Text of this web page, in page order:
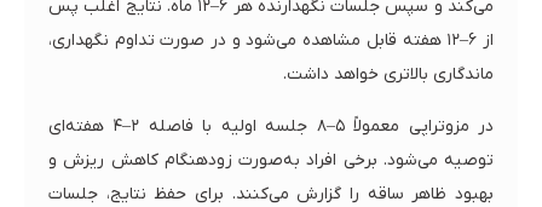
می‌کند و سپس جلسات نگهدارنده هر ۶–۱۲ ماه. نتایج اغلب پس
از ۶–۱۲ هفته قابل مشاهده می‌شود و در صورت تداوم نگهداری،
ماندگاری بالاتری خواهد داشت.
در مزوتراپی معمولاً ۵–۸ جلسه اولیه با فاصله ۲–۴ هفته‌ای
توصیه می‌شود. برخی افراد به‌صورت زودهنگام کاهش ریزش و
بهبود ظاهر ساقه را گزارش می‌کنند. برای حفظ نتایج، جلسات